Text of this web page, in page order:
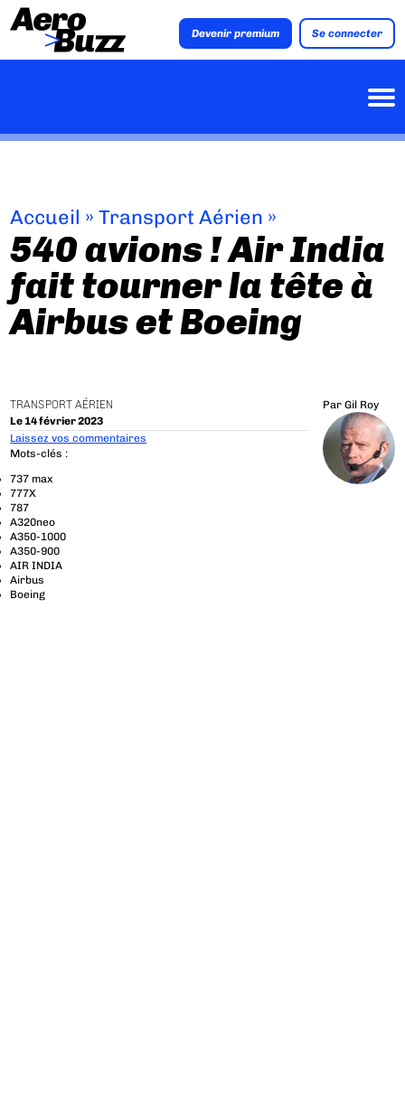
Devenir premium Se connecter
Accueil »Transport Aérien »
540 avions ! Air India
fait tourner la tête à
Airbus et Boeing
TRANSPORT AÉRIEN
Le 14 février 2023
Par Gil Roy
Laissez vos commentaires
Mots-clés :
737 max
777X
787
A320neo
A350-1000
A350-900
AIR INDIA
Airbus
Boeing